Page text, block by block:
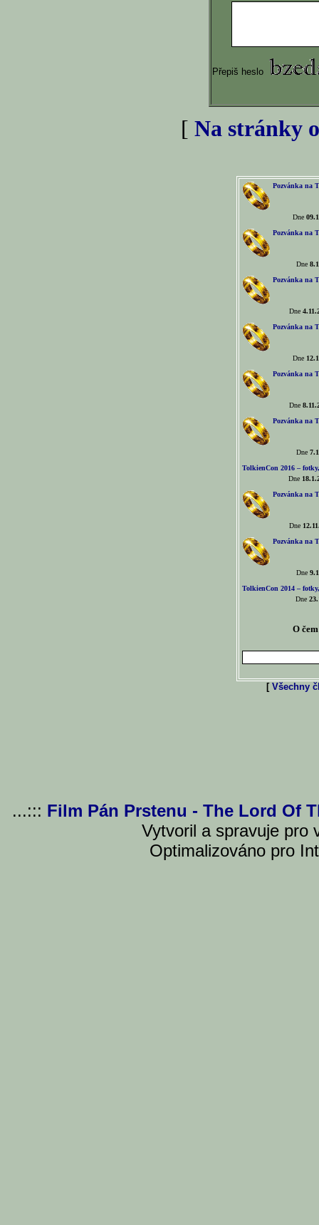
Přepiš heslo
[ Na stránky
Pozvánka na
Dne
Pozvánka na
Dne
Pozvánka na
Dne
Pozvánka na
Dne
Pozvánka na
Dne
Pozvánka na
Dne
TolkienCon 2016 –
Dne
Pozvánka na
Dne
Pozvánka na
Dne
TolkienCon 2014 –
Dne
O
[ Všechny
...::: Film Pán Prstenu - The Lord Of
Vytvoril a spravuje pro
Optimalizováno pro